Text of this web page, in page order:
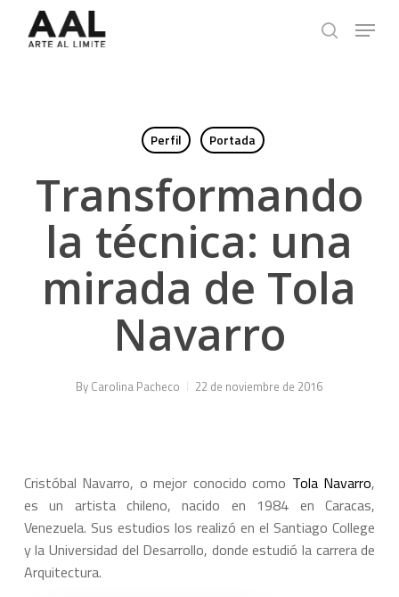
search
Menu
Perfil Portada
Transformando
la técnica: una
mirada de Tola
Navarro
By Carolina Pacheco 22 de noviembre de 2016
Cristóbal Navarro, o mejor conocido como Tola Navarro,
es un artista chileno, nacido en 1984 en Caracas,
Venezuela. Sus estudios los realizó en el Santiago College
y la Universidad del Desarrollo, donde estudió la carrera de
Arquitectura.